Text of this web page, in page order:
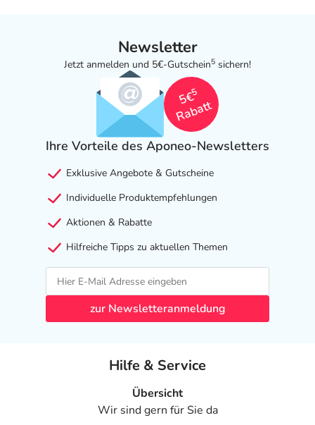
Newsletter
Jetzt anmelden und 5€-Gutschein5 sichern!
5€
5
Rabatt
Ihre Vorteile des Aponeo-Newsletters
Exklusive Angebote & Gutscheine
Individuelle Produktempfehlungen
Aktionen & Rabatte
Hilfreiche Tipps zu aktuellen Themen
zur Newsletteranmeldung
Hilfe & Service
Übersicht
Wir sind gern für Sie da